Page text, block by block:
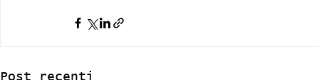
Post recenti